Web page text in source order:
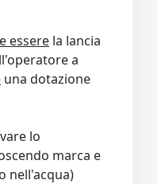
essere la lancia
a
una dotazione
lo
marca e
nell'acqua)